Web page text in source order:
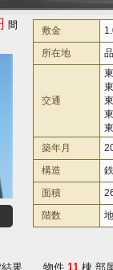
敷金
所在地
交通
築年月
構造
面積
階数
結果 物件 11棟 部